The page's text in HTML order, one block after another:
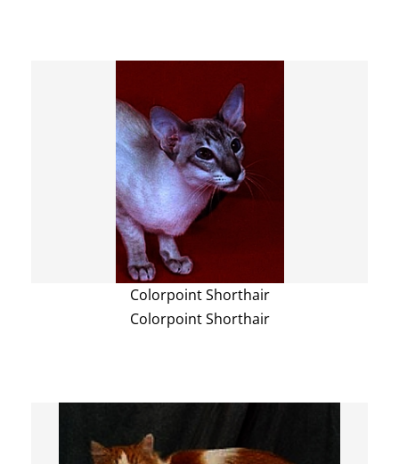
Colorpoint Shorthair
Colorpoint Shorthair